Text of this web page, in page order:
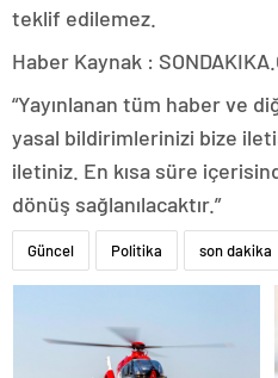
teklif edilemez.
Haber Kaynak :
“Yayınlanan tüm haber ve
yasal bildirimlerinizi bize
iletiniz. En kısa süre
dönüş sağlanılacaktır.”
Güncel Politika son dakika